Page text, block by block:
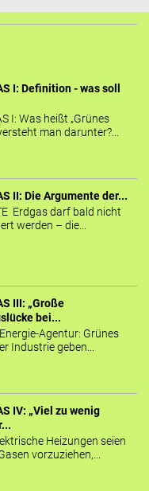
I: Definition - was soll
I: Was heißt „Grünes
man darunter?...
II: Die Argumente der...
Erdgas darf bald nicht
werden – die...
III: „Große
bei...
Agentur: Grünes
Industrie geben...
IV: „Viel zu wenig
Heizungen seien
vorzuziehen,...